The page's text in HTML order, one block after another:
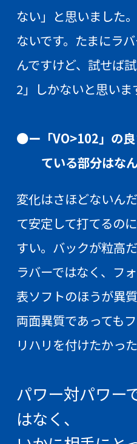
ない」と思いました
ないです。たまにラ
んですけど、試せば
2」しかないと思いま
●ー「VO>102」の
ている部分はな
変化はさほどないん
て安定して打てるの
すい。バックが粒高
ラバーではなく、フ
表ソフトのほうが異
両面異質であっても
リハリを付けたかった
パワー対パワー
はなく、